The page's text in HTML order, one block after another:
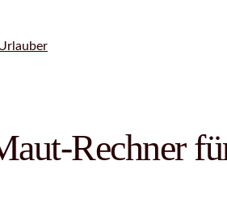
Rechner